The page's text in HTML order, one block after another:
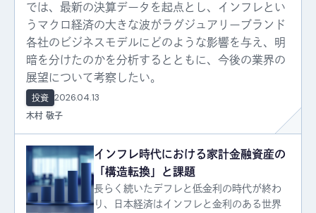
では、最新の決算データを起点とし、インフレとい
うマクロ経済の大きな波がラグジュアリーブランド
各社のビジネスモデルにどのような影響を与え、明
暗を分けたのかを分析するとともに、今後の業界の
展望について考察したい。
投資 2026.04.13
木村 敬子
インフレ時代における家計金融資産の
「構造転換」と課題
長らく続いたデフレと低金利の時代が終わ
り、日本経済はインフレと金利のある世界